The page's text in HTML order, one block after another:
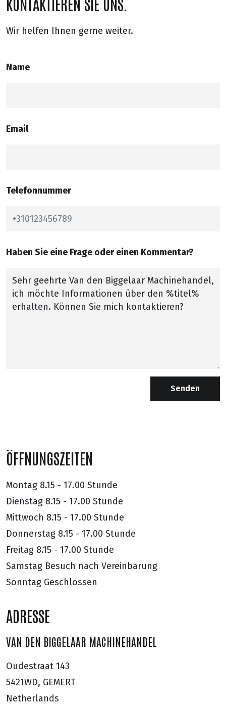
Wir helfen Ihnen gerne weiter.
Name
Email
Telefonnummer
Haben Sie eine Frage oder einen Kommentar?
Senden
ÖFFNUNGSZEITEN
Montag 8.15 - 17.00 Stunde
Dienstag 8.15 - 17.00 Stunde
Mittwoch 8.15 - 17.00 Stunde
Donnerstag 8.15 - 17.00 Stunde
Freitag 8.15 - 17.00 Stunde
Samstag Besuch nach Vereinbarung
Sonntag Geschlossen
ADRESSE
VAN DEN BIGGELAAR MACHINEHANDEL
Oudestraat 143
5421WD, GEMERT
Netherlands